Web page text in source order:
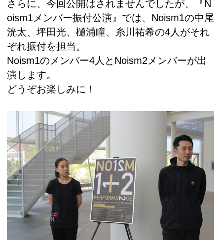
さらに、今回公開はされませんでしたが、『N
oism1メンバー振付公演』では、Noism1の中尾
洸太、坪田光、樋浦瞳、糸川祐希の4人がそれ
ぞれ振付を担当。
Noism1のメンバー4人とNoism2メンバーが出
演します。
どうぞお楽しみに！